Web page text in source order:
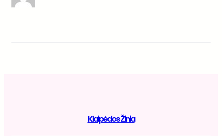
Klaipėdos Žinia